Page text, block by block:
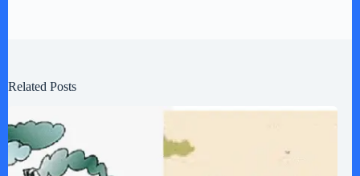
Related Posts